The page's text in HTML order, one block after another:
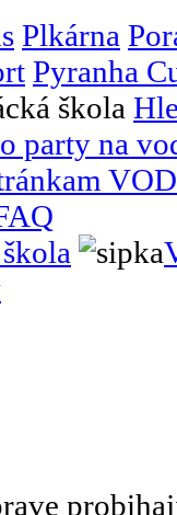
Plkárna
Pyranha
škola
party na